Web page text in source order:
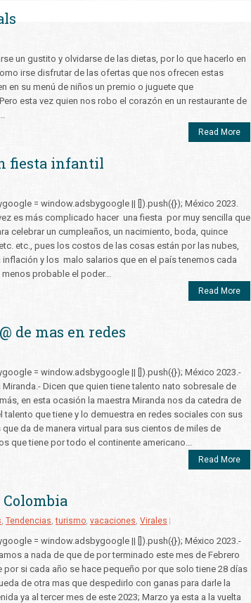
un gustito y olvidarse de las dietas, por lo que hacerlo en
irse disfrutar de las ofertas que nos ofrecen estas
en su menú de niños un premio o juguete que
esta vez quien nos robo el corazón en un restaurante de
Read More
fiesta infantil
= window.adsbygoogle || []).push({}); México 2023.
es más complicado hacer una fiesta por muy sencilla que
celebrar un cumpleaños, un nacimiento, boda, quince
etc., pues los costos de las cosas están por las nubes,
inflación y los malo salarios que en el país tenemos cada
menos probable el poder...
Read More
de mas en redes
= window.adsbygoogle || []).push({}); México 2023.-
Miranda.- Dicen que quien tiene talento nato sobresale de
en esta ocasión la maestra Miranda nos da catedra de
talento que tiene y lo demuestra en redes sociales con sus
que da de manera virtual para sus cientos de miles de
que tiene por todo el continente americano...
Read More
Colombia
, Tendencias,turismo, vacaciones, Virales
= window.adsbygoogle || []).push({}); México 2023.-
a nada de que de por terminado este mes de Febrero
por si cada año se hace pequeño por que solo tiene 28 días
de otra mas que despedirlo con ganas para darle la
ya al tercer mes de este 2023; Marzo ya esta a la vuelta